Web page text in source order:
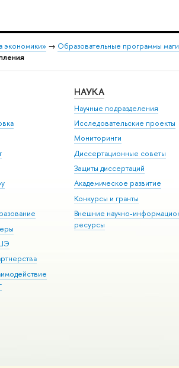
экономики» → Образовательные программы
НАУКА
Научные подразделения
Исследовательские проекты
Мониторинги
Диссертационные советы
Защиты диссертаций
Академическое развитие
Конкурсы и гранты
Внешние научно-
ресурсы